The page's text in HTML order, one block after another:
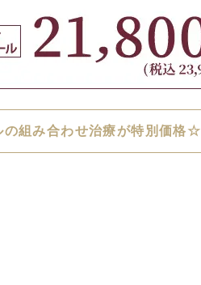
の組み合わせ治療が特別価格☆